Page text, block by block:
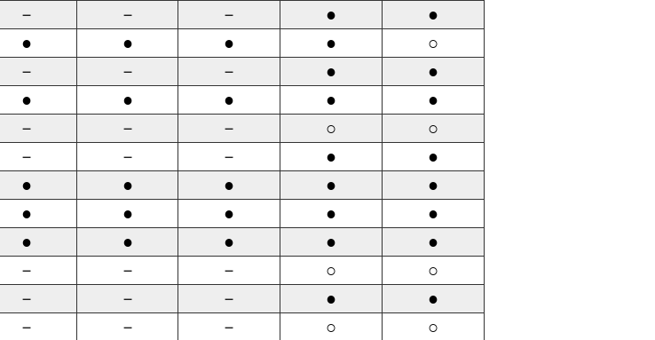
－ － － ● ●
● ● ● ● ○
－ － － ● ●
● ● ● ● ●
－ － － ○ ○
－ － － ● ●
● ● ● ● ●
● ● ● ● ●
● ● ● ● ●
－ － － ○ ○
－ － － ● ●
－ － － ○ ○